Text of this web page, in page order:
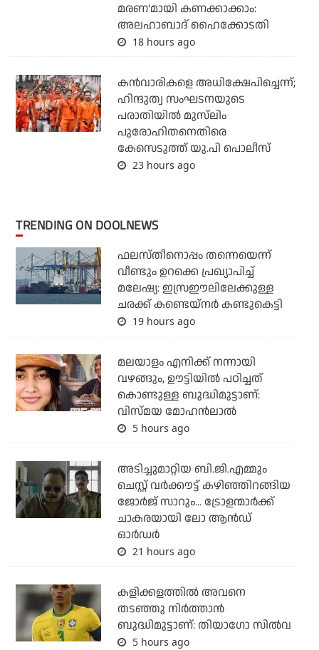
മരണ'മായി കണക്കാക്കാം:
അലഹാബാദ് ഹൈക്കോടതി
18 hours ago
കന്‍വാരികളെ അധിക്ഷേപിച്ചെന്ന്;
ഹിന്ദുത്വ സംഘടനയുടെ
പരാതിയില്‍ മുസ്‌ലിം
പുരോഹിതനെതിരെ
കേസെടുത്ത് യു.പി പൊലീസ്
23 hours ago
TRENDING ON DOOLNEWS
ഫലസ്തീനൊപ്പം തന്നെയെന്ന്
വീണ്ടും ഉറക്കെ പ്രഖ്യാപിച്ച്
മലേഷ്യ: ഇസ്രഈലിലേക്കുള്ള
ചരക്ക് കണ്ടെയ്‌നര്‍ കണ്ടുകെട്ടി
19 hours ago
മലയാളം എനിക്ക് നന്നായി
വഴങ്ങും, ഊട്ടിയില്‍ പഠിച്ചത്
കൊണ്ടുള്ള ബുദ്ധിമുട്ടാണ്:
വിസ്മയ മോഹന്‍ലാല്‍
5 hours ago
അടിച്ചുമാറ്റിയ ബി.ജി.എമ്മും
ചെസ്റ്റ് വര്‍ക്കൗട്ട് കഴിഞ്ഞിറങ്ങിയ
ജോര്‍ജ് സാറും... ട്രോളന്മാര്‍ക്ക്
ചാകരയായി ലോ ആന്‍ഡ്
ഓര്‍ഡര്‍
21 hours ago
കളിക്കളത്തില്‍ അവനെ
തടഞ്ഞു നിര്‍ത്താന്‍
ബുദ്ധിമുട്ടാണ്: തിയാഗോ സില്‍വ
5 hours ago